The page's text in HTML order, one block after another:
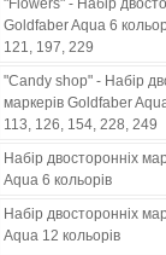
"Flowers" - Набір
Goldfaber Aqua 6
121, 197, 229
"Candy shop" - Набір
маркерів Goldfaber
113, 126, 154, 228, 249
Набір двосторонніх
Aqua 6 кольорів
Набір двосторонніх
Aqua 12 кольорів